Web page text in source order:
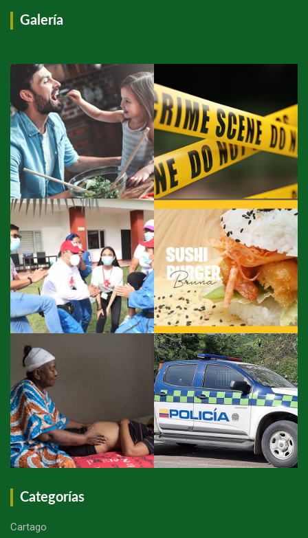
Galería
Categorías
Cartago